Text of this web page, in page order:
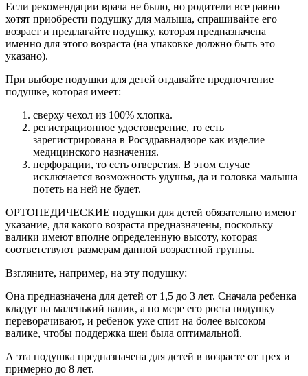
Если рекомендации врача не было, но родители все равно
хотят приобрести подушку для малыша, спрашивайте его
возраст и предлагайте подушку, которая предназначена
именно для этого возраста (на упаковке должно быть это
указано).
При выборе подушки для детей отдавайте предпочтение
подушке, которая имеет:
сверху чехол из 100% хлопка.
регистрационное удостоверение, то есть
зарегистрирована в Росздравнадзоре как изделие
медицинского назначения.
перфорации, то есть отверстия. В этом случае
исключается возможность удушья, да и головка малыша
потеть на ней не будет.
ОРТОПЕДИЧЕСКИЕ подушки для детей обязательно имеют
указание, для какого возраста предназначены, поскольку
валики имеют вполне определенную высоту, которая
соответствуют размерам данной возрастной группы.
Взгляните, например, на эту подушку:
Она предназначена для детей от 1,5 до 3 лет. Сначала ребенка
кладут на маленький валик, а по мере его роста подушку
переворачивают, и ребенок уже спит на более высоком
валике, чтобы поддержка шеи была оптимальной.
А эта подушка предназначена для детей в возрасте от трех и
примерно до 8 лет.